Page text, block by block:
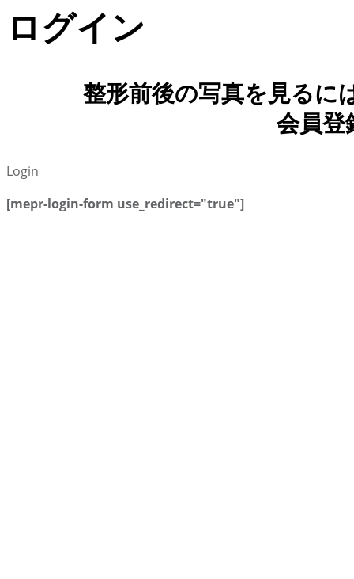
ログイン
整形前後の写真を見るに
会員
Login
[mepr-login-form use_redirect="true"]